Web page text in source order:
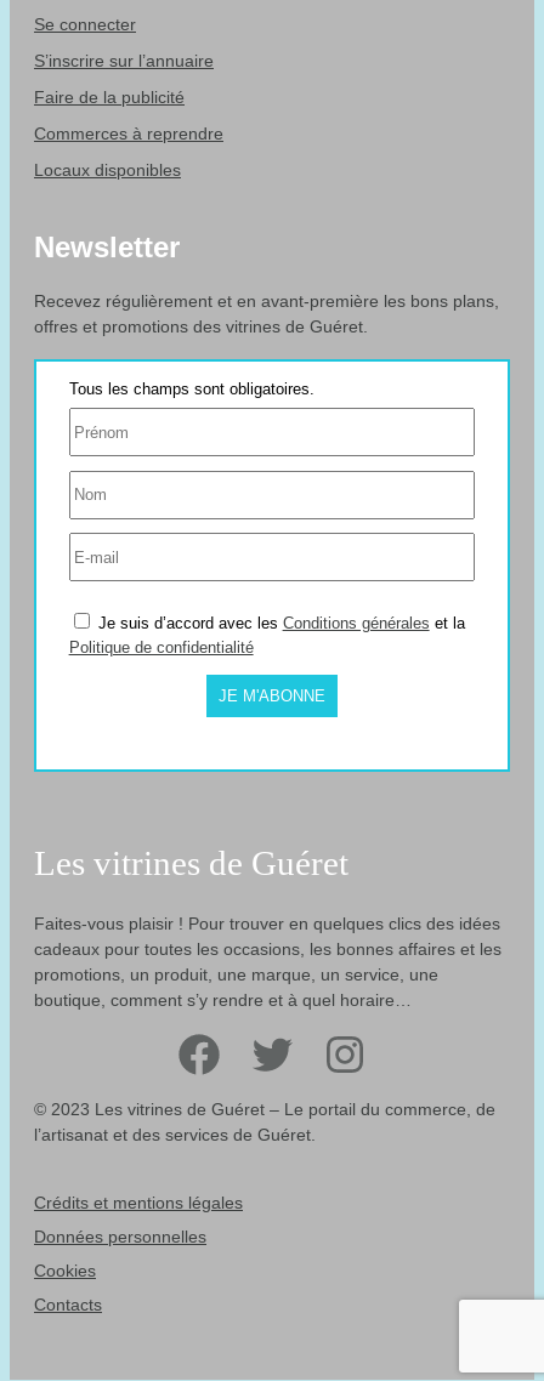
Se connecter
S’inscrire sur l’annuaire
Faire de la publicité
Commerces à reprendre
Locaux disponibles
Newsletter
Recevez régulièrement et en avant-première les bons plans,
offres et promotions des vitrines de Guéret.
Je suis d’accord avec les Conditions générales et la
Politique de confidentialité
JE M'ABONNE
Les vitrines de Guéret
Faites-vous plaisir ! Pour trouver en quelques clics des idées
cadeaux pour toutes les occasions, les bonnes affaires et les
promotions, un produit, une marque, un service, une
boutique, comment s’y rendre et à quel horaire…
Facebook Twitter Instagram
© 2023 Les vitrines de Guéret – Le portail du commerce, de
l’artisanat et des services de Guéret.
Crédits et mentions légales
Données personnelles
Cookies
Contacts